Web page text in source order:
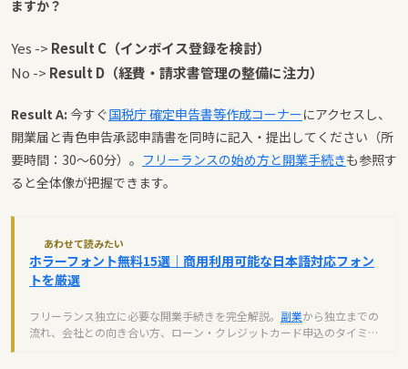
ますか？
Yes -> Result C（インボイス登録を検討）
No -> Result D（経費・請求書管理の整備に注力）
Result A: 今すぐ国税庁 確定申告書等作成コーナーにアクセスし、
開業届と青色申告承認申請書を同時に記入・提出してください（所
要時間：30〜60分）。 フリーランスの始め方と開業手続きも参照す
ると全体像が把握できます。
あわせて読みたい
ホラーフォント無料15選｜商用利用可能な日本語対応フォン
トを厳選
フリーランス独立に必要な開業手続きを完全解説。 副業から独立までの
流れ、会社との向き合い方、ローン・クレジットカード申込のタイミン